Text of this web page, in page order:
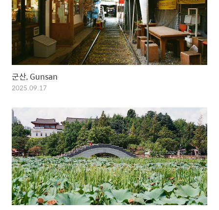
군산, Gunsan
2025.09.17